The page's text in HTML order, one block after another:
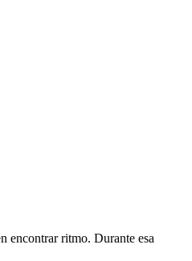
encontrar ritmo. Durante esa